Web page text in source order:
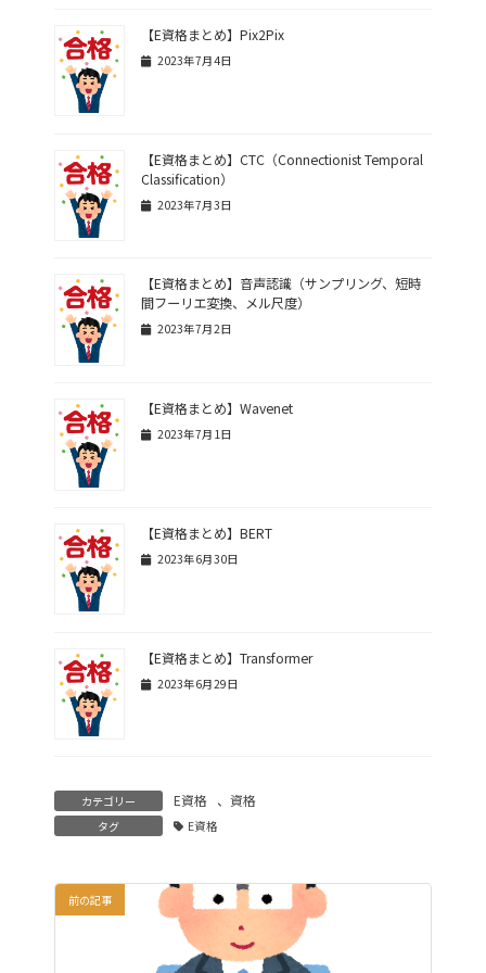
【E資格まとめ】Pix2Pix
2023年7月4日
【E資格まとめ】CTC（Connectionist Temporal
Classification）
2023年7月3日
【E資格まとめ】音声認識（サンプリング、短時
間フーリエ変換、メル尺度）
2023年7月2日
【E資格まとめ】Wavenet
2023年7月1日
【E資格まとめ】BERT
2023年6月30日
【E資格まとめ】Transformer
2023年6月29日
カテゴリー E資格 、資格
タグ E資格
前の記事